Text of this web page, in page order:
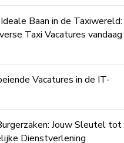
Baan in de Taxiwereld:
Taxi Vacatures vandaag
Vacatures in de IT-
Jouw Sleutel tot
Dienstverlening